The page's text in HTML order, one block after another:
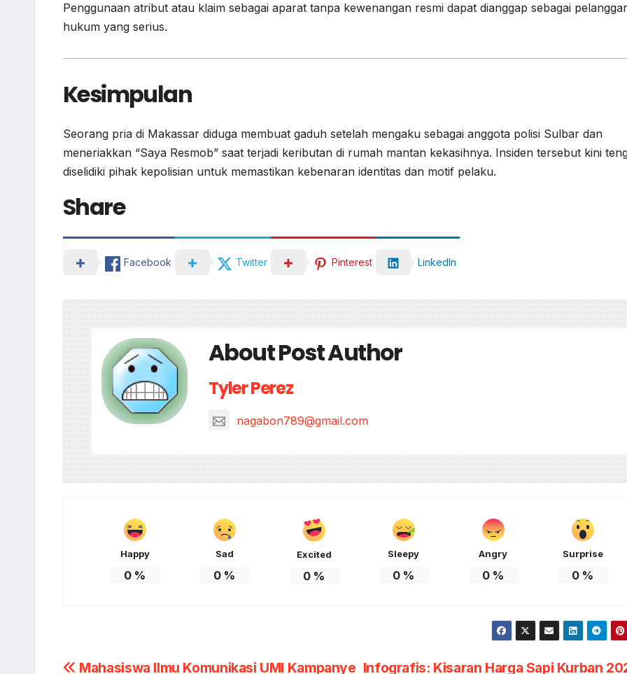
Penggunaan atribut atau klaim sebagai aparat tanpa kewenangan resmi dapat dianggap sebagai
hukum yang serius.
Kesimpulan
Seorang pria di Makassar diduga membuat gaduh setelah mengaku sebagai anggota polisi Sulbar dan
meneriakkan “Saya Resmob” saat terjadi keributan di rumah mantan kekasihnya. Insiden tersebut kini
diselidiki pihak kepolisian untuk memastikan kebenaran identitas dan motif pelaku.
Share
Facebook Twitter Pinterest LinkedIn
About Post Author
Tyler Perez
nagabon789@gmail.com
Happy
0 %
Sad
0 %
Excited
0 %
Sleepy
0 %
Angry
0 %
Surprise
0 %
Infografis: Kisaran Harga Sapi Kurban
Mahasiswa Ilmu Komunikasi UMI Kampanye